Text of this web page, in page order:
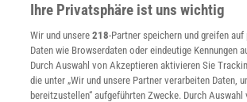
Ihre Privatsphäre ist uns wichtig
Wir und unsere218-Partner speichern und greifen
Daten wie Browserdaten oder eindeutige Kennungen
Durch Auswahl von Akzeptieren aktivieren Sie
die unter „Wir und unsere Partner verarbeiten Daten,
bereitzustellen“ aufgeführten Zwecke. Durch